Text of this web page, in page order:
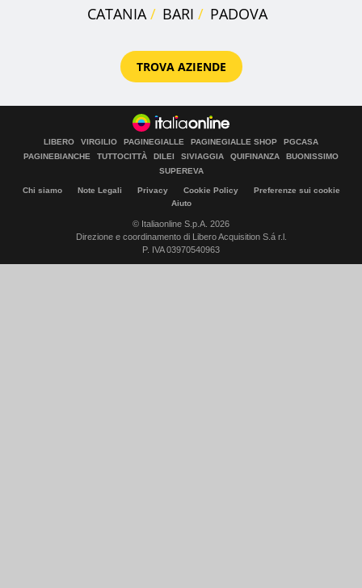
CATANIA
BARI PADOVA
TROVA AZIENDE
LIBERO VIRGILIO PAGINEGIALLE PAGINEGIALLE SHOP
PGCASA
PAGINEBIANCHE
TUTTOCITTÀ DILEI SIVIAGGIA QUIFINANZA
BUONISSIMO
SUPEREVA
Chi siamo Note Legali Privacy Cookie Policy
Preferenze sui cookie
Aiuto
© Italiaonline S.p.A. 2026
Direzione e coordinamento di Libero Acquisition S.á r.l.
P. IVA 03970540963